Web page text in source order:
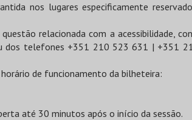
nos lugares especificamente
relacionada com a acessibilidade,
dos telefones +351 210 523 631 | +351
de funcionamento da bilheteira:
até 30 minutos após o início da sessão.